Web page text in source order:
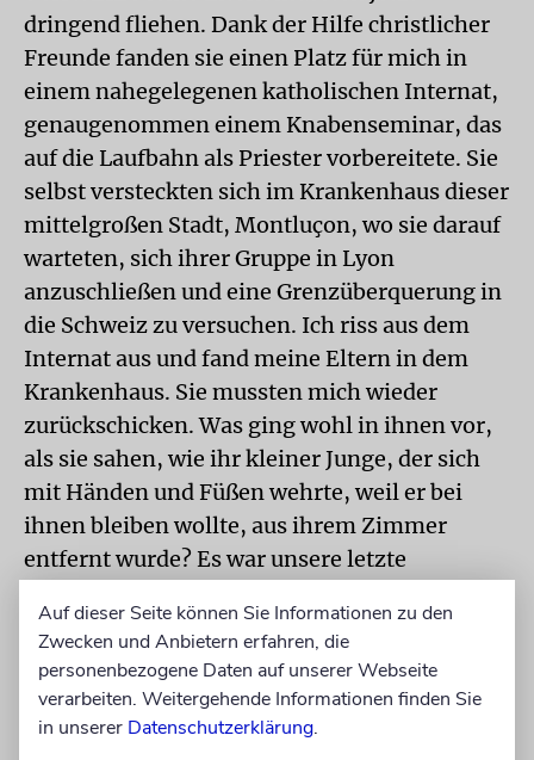
dringend fliehen. Dank der Hilfe christlicher
Freunde fanden sie einen Platz für mich in
einem nahegelegenen katholischen Internat,
genaugenommen einem Knabenseminar, das
auf die Laufbahn als Priester vorbereitete. Sie
selbst versteckten sich im Krankenhaus dieser
mittelgroßen Stadt, Montluçon, wo sie darauf
warteten, sich ihrer Gruppe in Lyon
anzuschließen und eine Grenzüberquerung in
die Schweiz zu versuchen. Ich riss aus dem
Internat aus und fand meine Eltern in dem
Krankenhaus. Sie mussten mich wieder
zurückschicken. Was ging wohl in ihnen vor,
als sie sahen, wie ihr kleiner Junge, der sich
mit Händen und Füßen wehrte, weil er bei
ihnen bleiben wollte, aus ihrem Zimmer
entfernt wurde? Es war unsere letzte
Ich wehrte mich mit
Händen und Füßen,
Auf dieser Seite können Sie Informationen zu den
Zwecken und Anbietern erfahren, die
personenbezogene Daten auf unserer Webseite
verarbeiten. Weitergehende Informationen finden Sie
in unserer Datenschutzerklärung.